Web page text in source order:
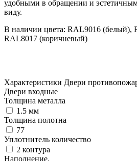
удобными в обращении и
виду.
В наличии цвета: RAL9016 (белый),
RAL8017 (коричневый)
Характеристики Двери
Двери входные
Толщина металла
1.5 мм
Толщина полотна
77
Уплотнитель количество
2 контура
Наполнение.